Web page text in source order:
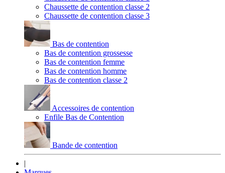
Chaussette de contention classe 2
Chaussette de contention classe 3
Bas de contention
Bas de contention grossesse
Bas de contention femme
Bas de contention homme
Bas de contention classe 2
Accessoires de contention
Enfile Bas de Contention
Bande de contention
|